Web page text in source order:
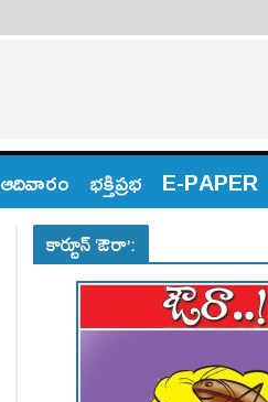
ఆదివారం భక్తిప్రభ E-PAPER
కార్టూన్ ‘ఔరా’: